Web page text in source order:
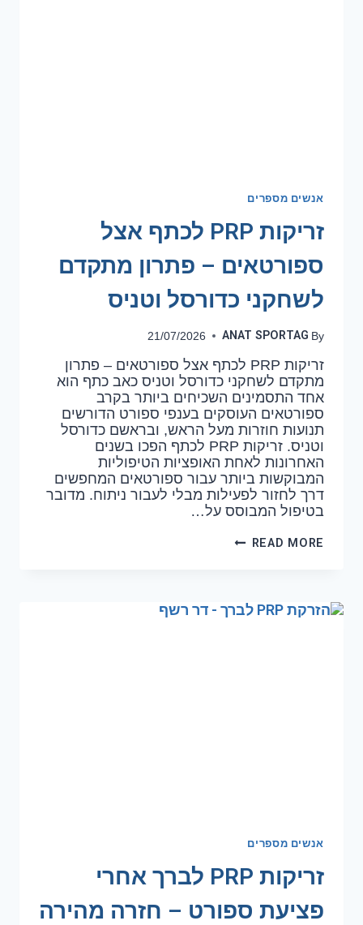
אנשים מספרים
זריקות PRP לכתף אצל
ספורטאים – פתרון מתקדם
לשחקני כדורסל וטניס
By
ANAT SPORTAG
21/07/2026
זריקות PRP לכתף אצל ספורטאים – פתרון
מתקדם לשחקני כדורסל וטניס כאב כתף הוא
אחד התסמינים השכיחים ביותר בקרב
ספורטאים העוסקים בענפי ספורט הדורשים
תנועות חוזרות מעל הראש, ובראשם כדורסל
וטניס. זריקות PRP לכתף הפכו בשנים
האחרונות לאחת האופציות הטיפוליות
המבוקשות ביותר עבור ספורטאים המחפשים
דרך לחזור לפעילות מבלי לעבור ניתוח. מדובר
בטיפול המבוסס על…
READ MORE
אנשים מספרים
זריקות PRP לברך אחרי
פציעת ספורט – חזרה מהירה